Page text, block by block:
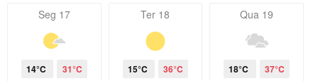
Seg 17
14°C 31°C
Ter 18
15°C 36°C
Qua 19
18°C 37°C